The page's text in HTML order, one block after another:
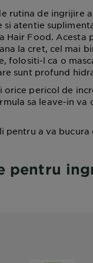
rutina de ingrijire
atentie
Hair Food.
la cret, cel mai
folositi-l ca o
sunt profund
pericol de
sa leave-in va
pentru a va
pentru